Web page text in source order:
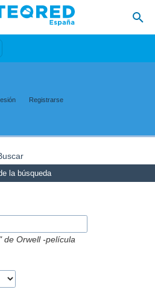
Registrarse
la búsqueda
de Orwell -película